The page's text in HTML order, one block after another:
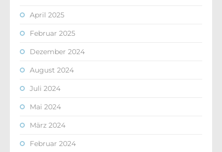
April 2025
Februar 2025
Dezember 2024
August 2024
Juli 2024
Mai 2024
März 2024
Februar 2024